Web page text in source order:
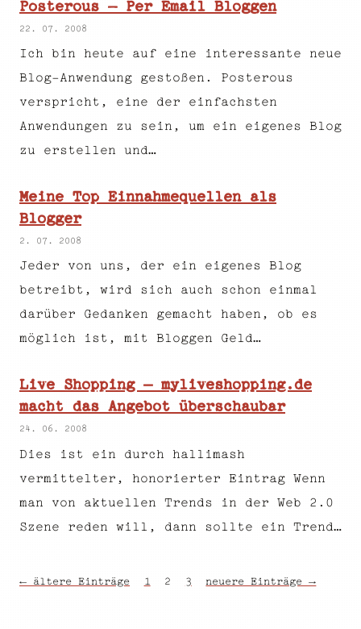
Posterous – Per Email Bloggen
22. 07. 2008
Ich bin heute auf eine interessante neue
Blog-Anwendung gestoßen. Posterous
verspricht, eine der einfachsten
Anwendungen zu sein, um ein eigenes Blog
zu erstellen und…
Meine Top Einnahmequellen als
Blogger
2. 07. 2008
Jeder von uns, der ein eigenes Blog
betreibt, wird sich auch schon einmal
darüber Gedanken gemacht haben, ob es
möglich ist, mit Bloggen Geld…
Live Shopping – myliveshopping.de
macht das Angebot überschaubar
24. 06. 2008
Dies ist ein durch hallimash
vermittelter, honorierter Eintrag Wenn
man von aktuellen Trends in der Web 2.0
Szene reden will, dann sollte ein Trend…
← ältere Einträge 2 3 neuere Einträge →